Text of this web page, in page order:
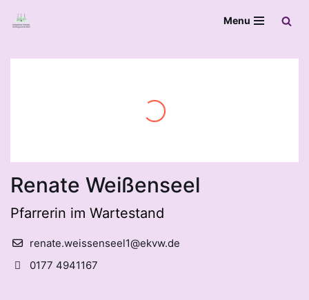
Menu
Renate Weißenseel
Pfarrerin im Wartestand
renate.weissenseel1@ekvw.de
0177 4941167